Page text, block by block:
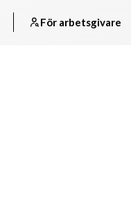
För arbetsgivare